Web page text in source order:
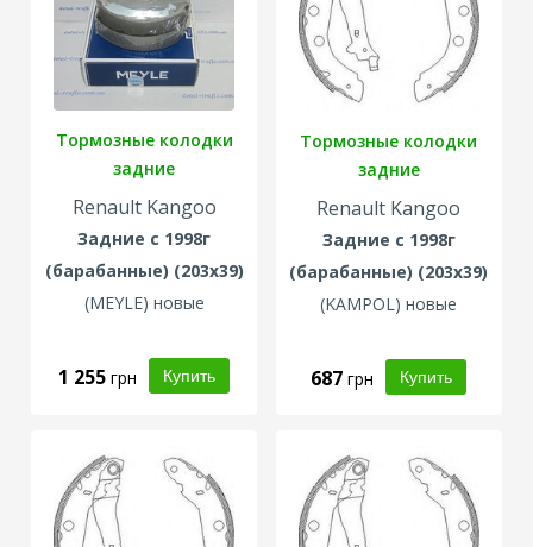
Тормозные колодки
задние
Renault Kangoo
Задние с 1998г
(барабанные) (203x39)
(MEYLE) новые
1 255грн
Тормозные колодки
задние
Renault Kangoo
Задние с 1998г
(барабанные) (203x39)
(KAMPOL ) новые
687грн